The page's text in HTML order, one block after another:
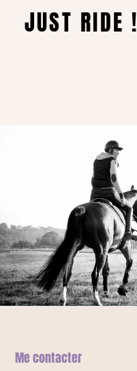
JUST RIDE !
Me contacter